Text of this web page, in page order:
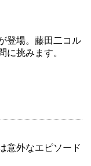
登場。藤田二コル
に挑みます。
意外なエピソード